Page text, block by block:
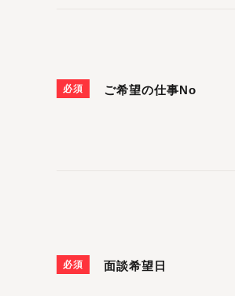
必須
ご希望の仕事No
必須 面談希望日